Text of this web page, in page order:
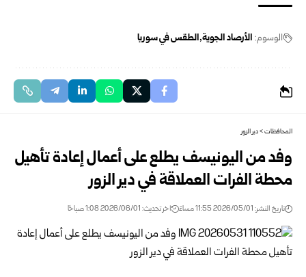
الوسوم: الأرصاد الجوية الطقس في سوريا
المحافظات>دير الزور
وفد من اليونيسف يطلع على أعمال إعادة تأهيل
محطة الفرات العملاقة في دير الزور
تاريخ النشر: 2026/05/01 11:55 مساءً اخر تحديث: 2026/06/01 1:08 صباحًا